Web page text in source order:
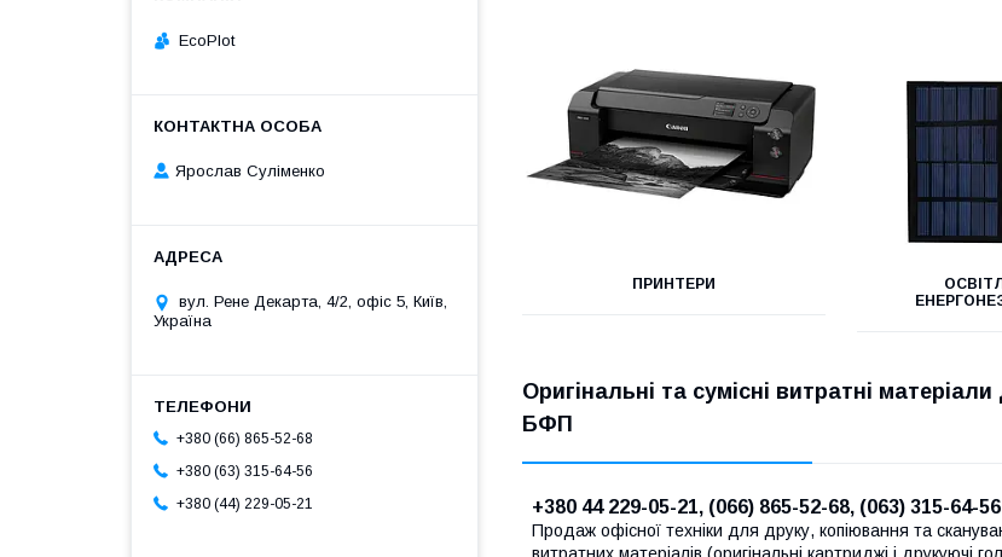
ПРИНТЕРИ
Оригінальні та сумісні витратні
БФП
+380 44 229-05-21, (066) 865-52-68, (063) 315-64-56
Продаж офісної техніки для друку, копіювання та
EcoPlot
Ярослав Суліменко
вул. Рене Декарта, 4/2, офіс 5, Київ,
Україна
+380 (66) 865-52-68
+380 (63) 315-64-56
+380 (44) 229-05-21